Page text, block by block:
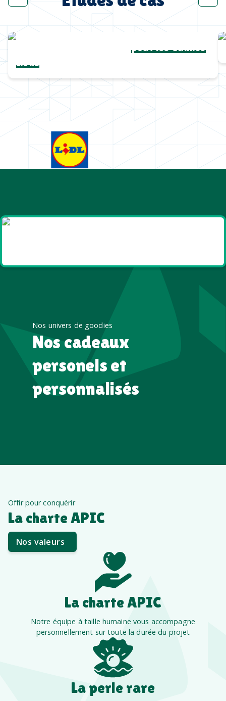
Une collection complètepour les Cannes
Lions
Nos univers de goodies
Nos cadeaux
personels et
personnalisés
Offir pour conquérir
La charte APIC
Nos valeurs
La charte APIC
Notre équipe à taille humaine vous accompagne
personnellement sur toute la durée du projet
La perle rare